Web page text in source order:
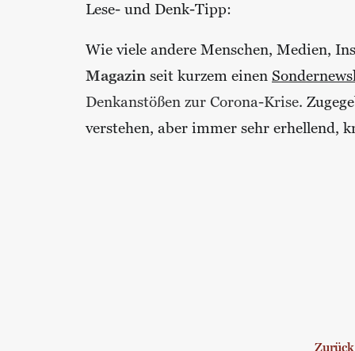
Lese- und Denk-Tipp:
Wie viele andere Menschen, Medien,
Magazin seit kurzem einen
Denkanstößen zur Corona-Krise.
verstehen, aber immer sehr erhellend,